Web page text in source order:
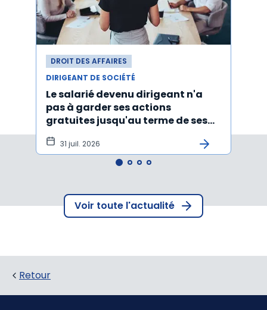
DROIT DES AFFAIRES
DIRIGEANT DE SOCIÉTÉ
Le salarié devenu dirigeant n'a
pas à garder ses actions
gratuites jusqu'au terme de ses
fonctions
31 juil. 2026
Voir toute l'actualité
Retour